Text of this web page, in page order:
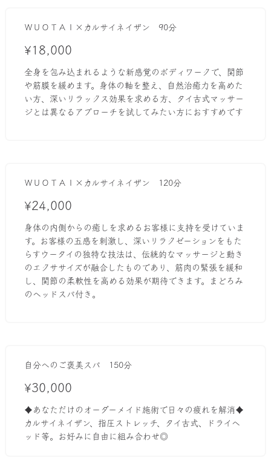
ＷＵＯＴＡＩ×カルサイネイザン 90分
¥18,000
全身を包み込まれるような新感覚のボディワークで、関節
や筋膜を緩めます。身体の軸を整え、自然治癒力を高めた
い方、深いリラックス効果を求める方、タイ古式マッサー
ジとは異なるアプローチを試してみたい方におすすめです
ＷＵＯＴＡＩ×カルサイネイザン 120分
¥24,000
身体の内側からの癒しを求めるお客様に支持を受けていま
す。お客様の五感を刺激し、深いリラクゼーションをもた
らすウータイの独特な技法は、伝統的なマッサージと動き
のエクササイズが融合したものであり、筋肉の緊張を緩和
し、関節の柔軟性を高める効果が期待できます。まどろみ
のヘッドスパ付き。
自分へのご褒美スパ 150分
¥30,000
♦︎あなただけのオーダーメイド施術で日々の疲れを解消♦︎
カルサイネイザン、指圧ストレッチ、タイ古式、ドライヘ
ッド等。お好みに自由に組み合わせ◎